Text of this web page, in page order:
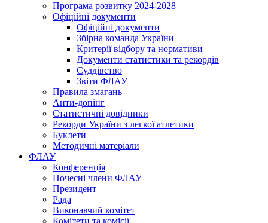
Програма розвитку 2024-2028
Офіційні документи
Офіційні документи
Збірна команда України
Критерії відбору та нормативи
Документи статистики та рекордів
Суддівство
Звіти ФЛАУ
Правила змагань
Анти-допінг
Статистичні довідники
Рекорди України з легкої атлетики
Буклети
Методичні матеріали
ФЛАУ
Конференція
Почесні члени ФЛАУ
Президент
Рада
Виконавчий комітет
Комітети та комісії